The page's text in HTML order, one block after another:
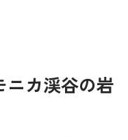
ティカンは、キリス
ニカ渓谷の岩